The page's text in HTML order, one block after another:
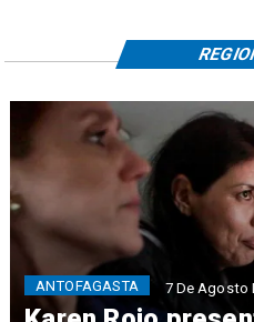
ANTOFAGASTA 7 De Agosto